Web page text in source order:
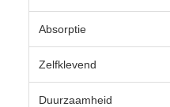
Absorptie
Zelfklevend
Duurzaamheid